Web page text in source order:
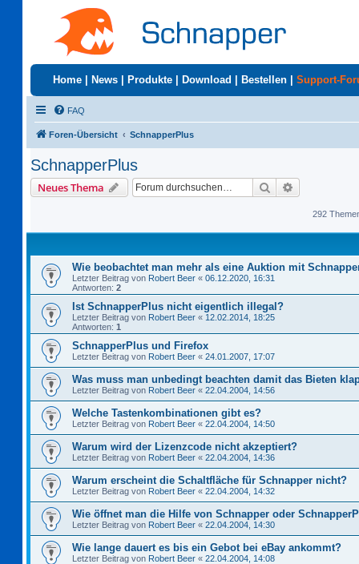
Home News Produkte Download Bestellen Support-
FAQ
Foren-Übersicht SchnapperPlus
SchnapperPlus
Neues Thema Suche
292
Wie beobachtet man mehr als eine Auktion mit
Letzter Beitrag von Robert Beer « 06.12.2020, 16:31
Antworten: 2
Ist SchnapperPlus nicht eigentlich illegal?
Letzter Beitrag von Robert Beer « 12.02.2014, 18:25
Antworten: 1
SchnapperPlus und Firefox
Letzter Beitrag von Robert Beer « 24.01.2007, 17:07
Was muss man unbedingt beachten damit das Bieten
Letzter Beitrag von Robert Beer « 22.04.2004, 14:56
Welche Tastenkombinationen gibt es?
Letzter Beitrag von Robert Beer « 22.04.2004, 14:50
Warum wird der Lizenzcode nicht akzeptiert?
Letzter Beitrag von Robert Beer « 22.04.2004, 14:36
Warum erscheint die Schaltfläche für Schnapper nicht?
Letzter Beitrag von Robert Beer « 22.04.2004, 14:32
Wie öffnet man die Hilfe von Schnapper oder
Letzter Beitrag von Robert Beer « 22.04.2004, 14:30
Wie lange dauert es bis ein Gebot bei eBay ankommt?
Letzter Beitrag von Robert Beer « 22.04.2004, 14:08